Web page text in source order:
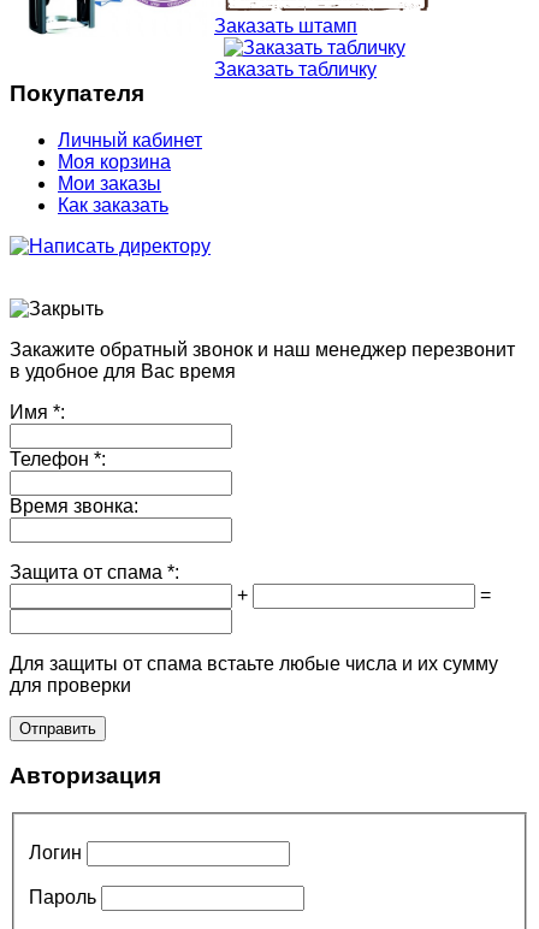
Заказать штамп
Заказать табличку
Покупателя
Личный кабинет
Моя корзина
Мои заказы
Как заказать
Закажите обратный звонок и наш менеджер перезвонит
в удобное для Вас время
Имя *:
Телефон *:
Время звонка:
Защита от спама *:
+
=
Для защиты от спама встаьте любые числа и их сумму
для проверки
Авторизация
Логин
Пароль